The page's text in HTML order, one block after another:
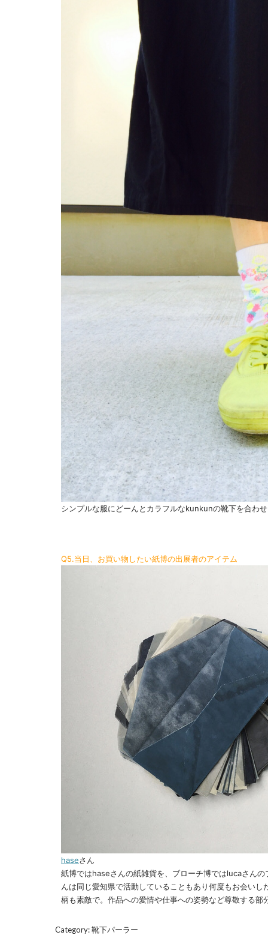
シンプルな服にどーんとカラフルなkunkunの靴下を合わ
Q5.当日、お買い物したい紙博の出展者のアイテム
haseさん
紙博ではhaseさんの紙雑貨を、ブローチ博ではlucaさん
んは同じ愛知県で活動していることもあり何度もお会い
柄も素敵で。作品への愛情や仕事への姿勢など尊敬する
Category:靴下パーラー